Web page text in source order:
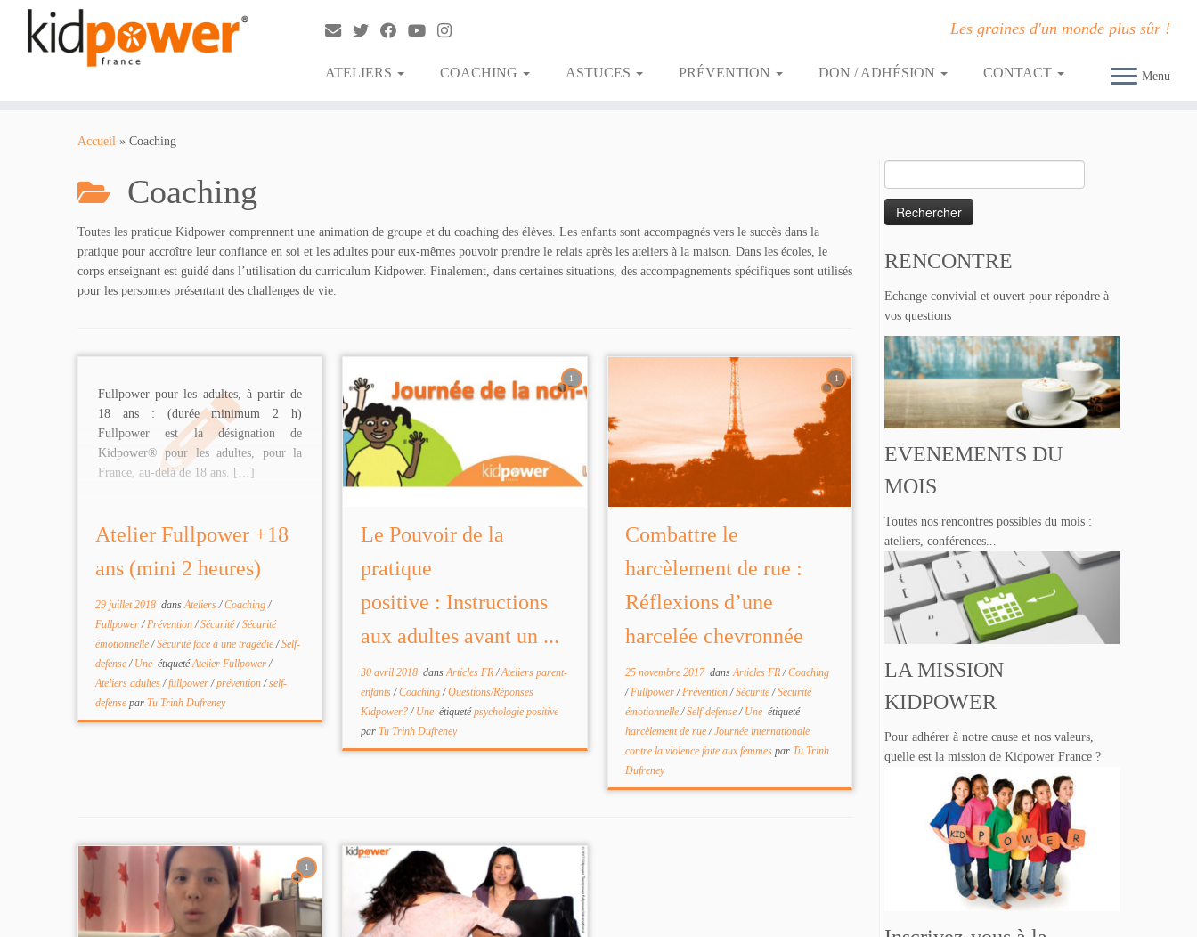
Les graines d'un monde plus sûr !
Menu
ATELIERS COACHING ASTUCES PRÉVENTION DON / ADHÉSION CONTACT
Accueil » Coaching
Coaching
Toutes les pratique Kidpower comprennent une animation de groupe et du coaching des élèves. Les enfants sont accompagnés vers le succès dans la
pratique pour accroître leur confiance en soi et les adultes pour eux-mêmes pouvoir prendre le relais après les ateliers à la maison. Dans les écoles, le
corps enseignant est guidé dans l’utilisation du curriculum Kidpower. Finalement, dans certaines situations, des accompagnements spécifiques sont utilisés
pour les personnes présentant des challenges de vie.
Fullpower pour les adultes, à partir de
18 ans : (durée minimum 2 h)
Fullpower est la désignation de
Kidpower® pour les adultes, pour la
France, au-delà de 18 ans. […]
Atelier Fullpower +18
ans (mini 2 heures)
29 juillet 2018 dansAteliers/Coaching/
Fullpower/Prévention/Sécurité/Sécurité
émotionnelle/Sécurité face à une tragédie/Self-
defense/ Une étiquetéAtelier Fullpower/
Ateliers adultes/fullpower/prévention/self-
defenseparTu Trinh Dufreney
1
Le Pouvoir de la
pratique
positive : Instructions
aux adultes avant un ...
30 avril 2018dansArticles FR/Ateliers parent-
enfants/Coaching/Questions/Réponses
Kidpower?/ Une étiquetépsychologie positive
par Tu Trinh Dufreney
1
Combattre le
harcèlement de rue :
Réflexions d’une
harcelée chevronnée
25 novembre 2017dansArticles FR/Coaching
/Fullpower/Prévention/Sécurité/Sécurité
émotionnelle/Self-defense/ Une étiqueté
harcèlement de rue/Journée internationale
contre la violence faite aux femmes par Tu Trinh
Dufreney
1
RENCONTRE
Echange convivial et ouvert pour répondre à
vos questions
EVENEMENTS DU
MOIS
Toutes nos rencontres possibles du mois :
ateliers, conférences...
LA MISSION
KIDPOWER
Pour adhérer à notre cause et nos valeurs,
quelle est la mission de Kidpower France ?